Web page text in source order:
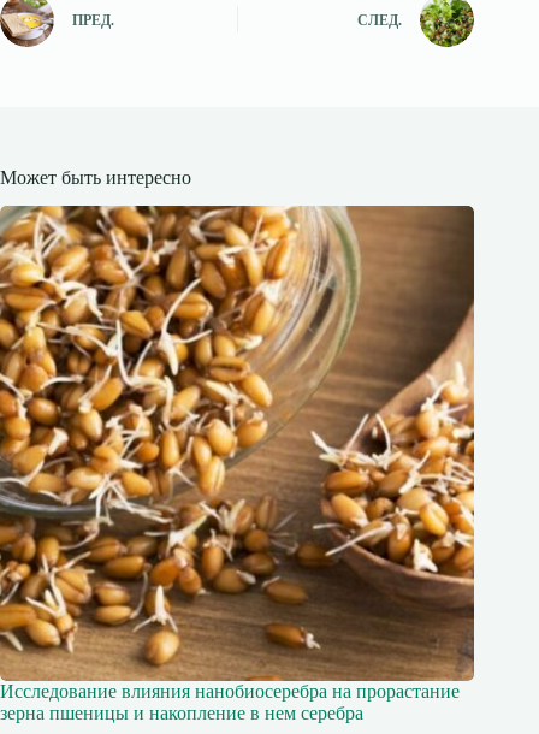
ПРЕД. СЛЕД.
Может быть интересно
Исследование влияния нанобиосеребра на прорастание
зерна пшеницы и накопление в нем серебра